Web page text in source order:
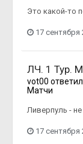
Это какой-то
17 сентября
ЛЧ. 1 Тур.
vot00
Матчи
Ливерпуль - не
17 сентября